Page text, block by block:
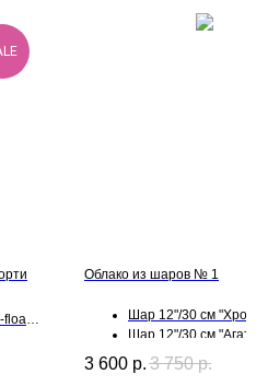
float
Облако из шаров № 1
Шар 12"/30 см "Хром"
Шар 12"/30 см "Агат" -
3 600 р. 3 750 р.